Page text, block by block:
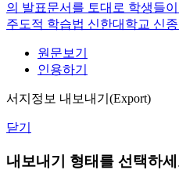
의 발표문서를 토대로 학생들
주도적 학습법 신한대학교 신
원문보기
인용하기
서지정보 내보내기(Export)
닫기
내보내기 형태를 선택하